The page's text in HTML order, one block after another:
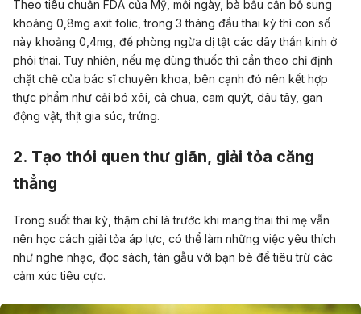
Theo tiêu chuẩn FDA của Mỹ, mỗi ngày, bà bầu cần bổ sung
khoảng 0,8mg axit folic, trong 3 tháng đầu thai kỳ thì con số
này khoảng 0,4mg, để phòng ngừa dị tật các dây thần kinh ở
phôi thai. Tuy nhiên, nếu mẹ dùng thuốc thì cần theo chỉ định
chặt chẽ của bác sĩ chuyên khoa, bên cạnh đó nên kết hợp
thực phẩm như cải bó xôi, cà chua, cam quýt, dâu tây, gan
động vật, thịt gia súc, trứng.
2. Tạo thói quen thư giãn, giải tỏa căng
thẳng
Trong suốt thai kỳ, thậm chí là trước khi mang thai thì mẹ vẫn
nên học cách giải tỏa áp lực, có thể làm những việc yêu thích
như nghe nhạc, đọc sách, tán gẫu với bạn bè để tiêu trừ các
cảm xúc tiêu cực.